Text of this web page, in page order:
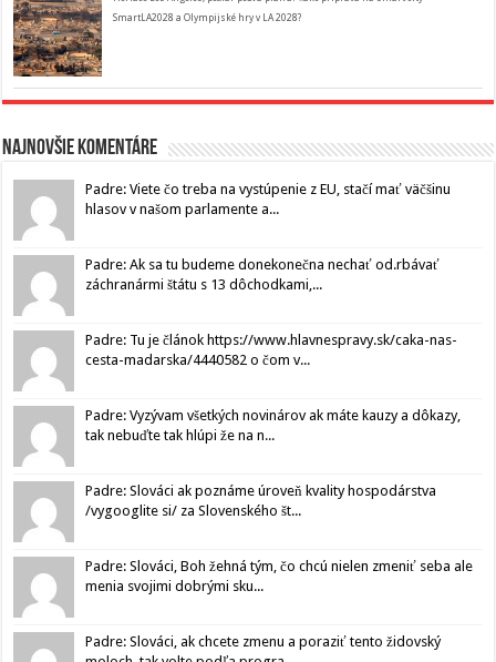
SmartLA2028 a Olympijské hry v LA 2028?
Najnovšie komentáre
Padre: Viete čo treba na vystúpenie z EU, stačí mať väčšinu
hlasov v našom parlamente a...
Padre: Ak sa tu budeme donekonečna nechať od.rbávať
záchranármi štátu s 13 dôchodkami,...
Padre: Tu je článok https://www.hlavnespravy.sk/caka-nas-
cesta-madarska/4440582 o čom v...
Padre: Vyzývam všetkých novinárov ak máte kauzy a dôkazy,
tak nebuďte tak hlúpi že na n...
Padre: Slováci ak poznáme úroveň kvality hospodárstva
/vygooglite si/ za Slovenského št...
Padre: Slováci, Boh žehná tým, čo chcú nielen zmeniť seba ale
menia svojimi dobrými sku...
Padre: Slováci, ak chcete zmenu a poraziť tento židovský